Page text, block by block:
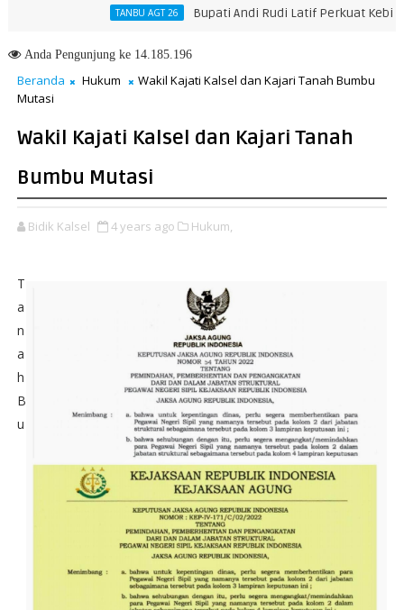
TANBU AGT 26 Bupati Andi Rudi Latif Perkuat Kebijakan
Menuju Masa Depan yang Lebih Hijau dan Gemilang
AndaPengunjung ke 14.185.196
Beranda Hukum
Wakil Kajati Kalsel dan Kajari Tanah Bumbu
Mutasi
Wakil Kajati Kalsel dan Kajari Tanah
Bumbu Mutasi
Bidik Kalsel 4 years ago Hukum,
T
a
n
a
h
B
u